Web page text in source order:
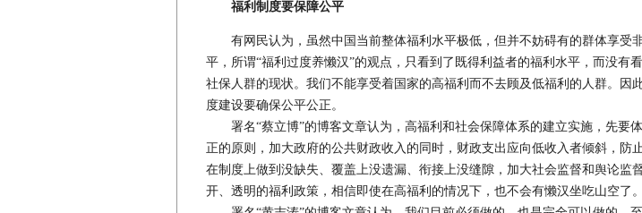
福利制度要保障公平
有网民认为，虽然中国当前整体福利水平极低，但并不妨碍有的群体享受
平，所谓“福利过度养懒汉”的观点，只看到了既得利益者的福利水平，而没有
社保人群的现状。我们不能享受着国家的高福利而不去顾及低福利的人群。因
度建设要确保公平公正。
署名“蔡立博”的博客文章认为，高福利和社会保障体系的建立实施，先要
正的原则，加大政府的公共财政收入的同时，财政支出应向低收入者倾斜，防
在制度上做到没缺失、覆盖上没遗漏、衔接上没缝隙，加大社会监督和舆论监
开、透明的福利政策，相信即使在高福利的情况下，也不会有懒汉坐吃山空了。